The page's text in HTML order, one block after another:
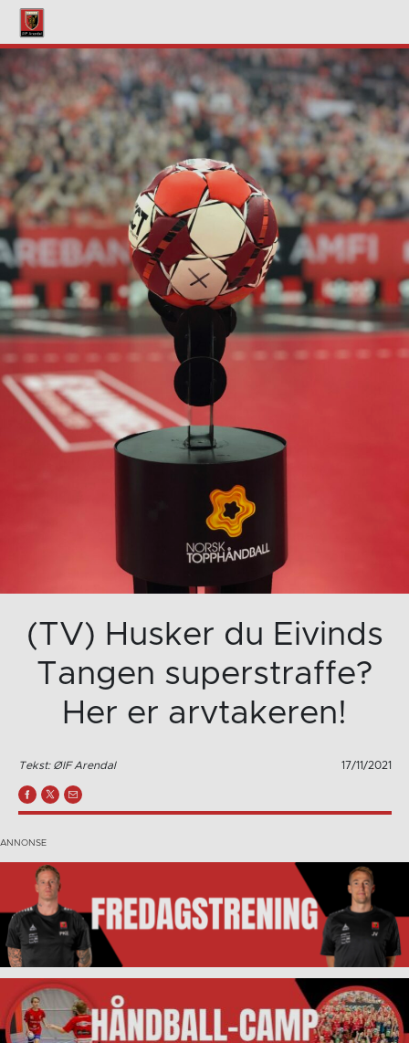
(TV) Husker du Eivinds
Tangen superstraffe?
Her er arvtakeren!
Tekst: ØIF Arendal 17/11/2021